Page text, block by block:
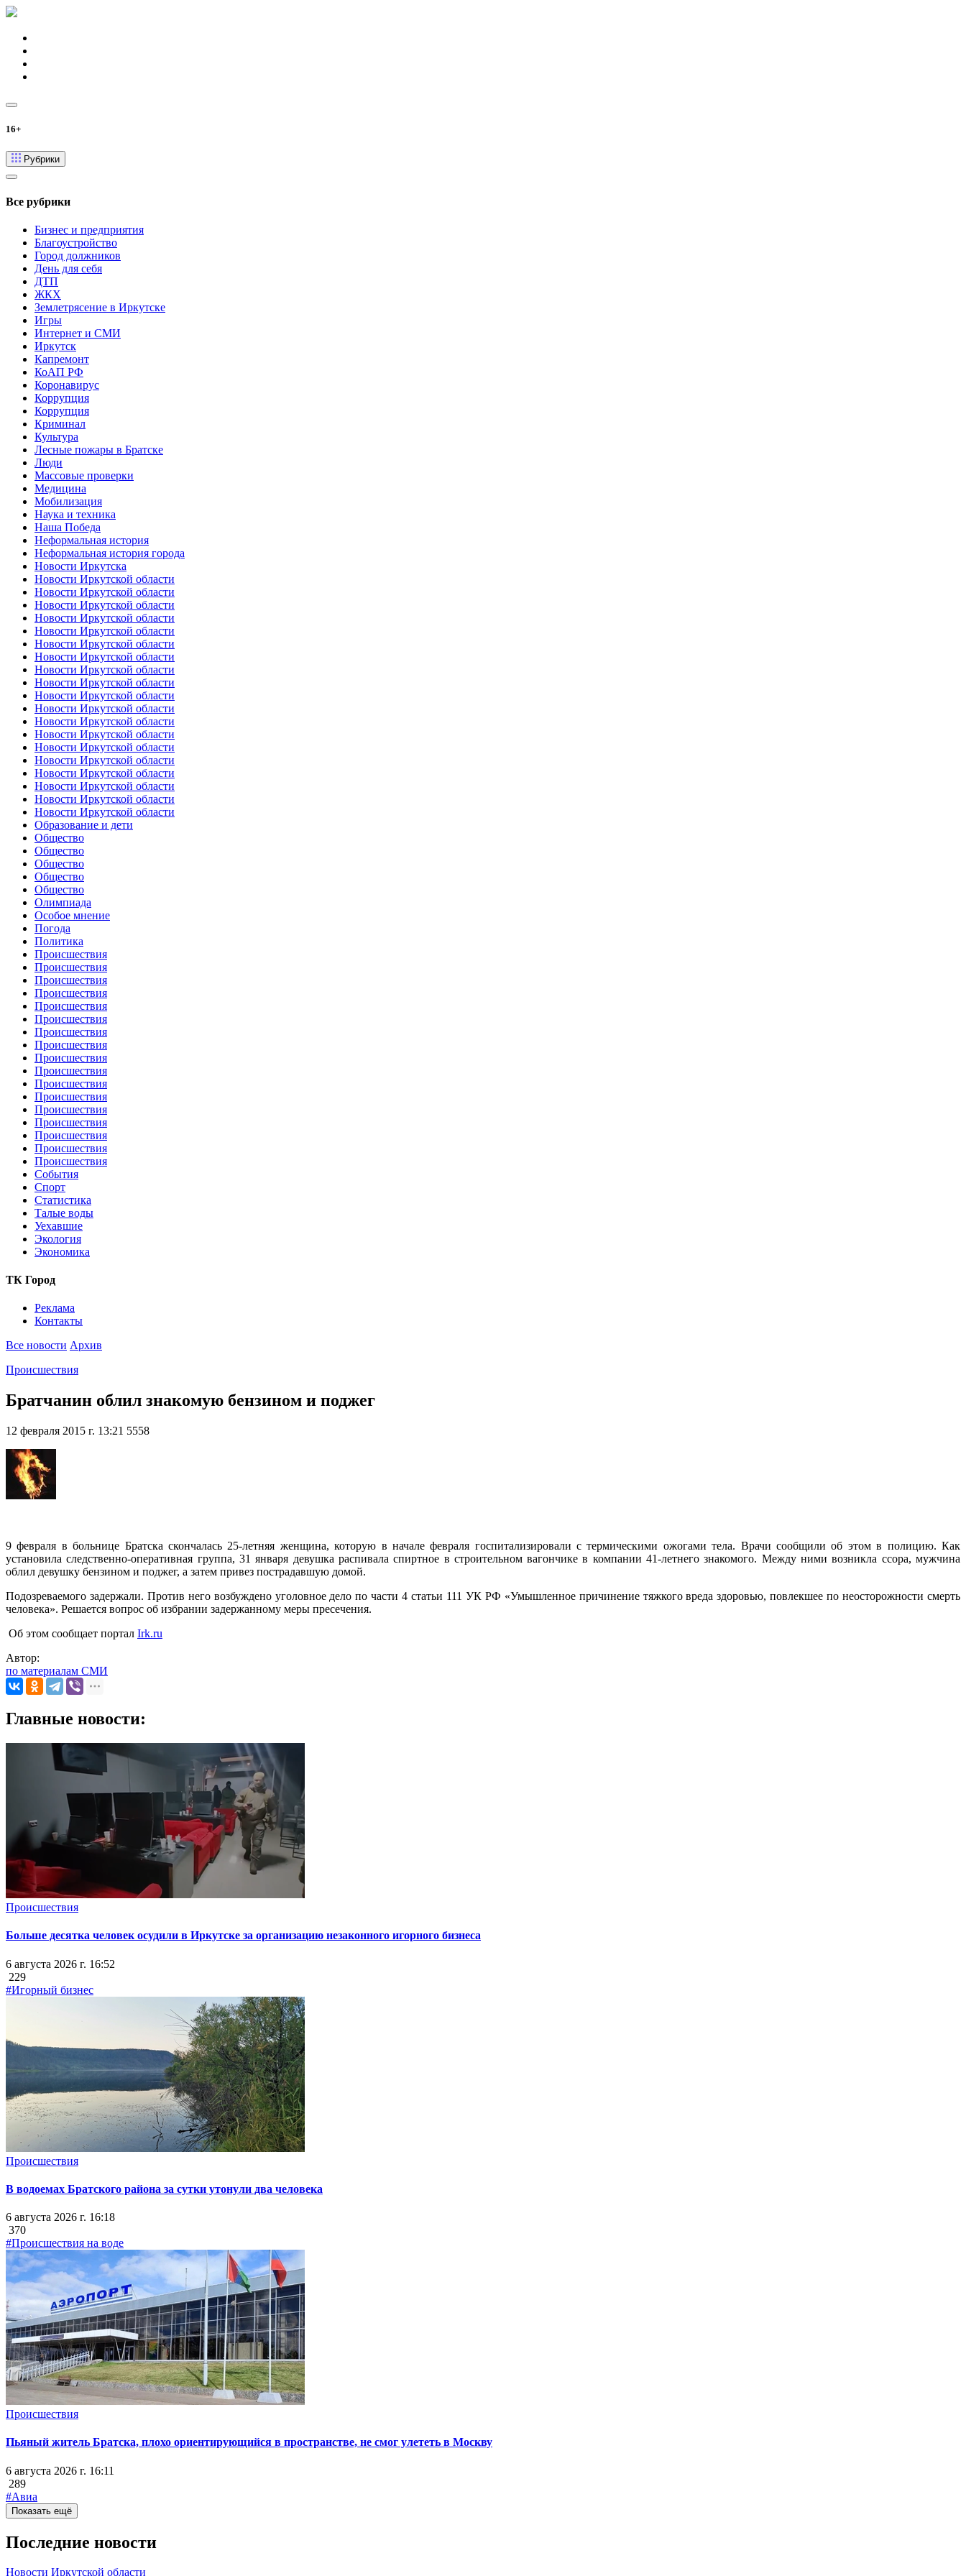
16+
Рубрики
Все рубрики
Бизнес и предприятия
Благоустройство
Город должников
День для себя
ДТП
ЖКХ
Землетрясение в Иркутске
Игры
Интернет и СМИ
Иркутск
Капремонт
КоАП РФ
Коронавирус
Коррупция
Коррупция
Криминал
Культура
Лесные пожары в Братске
Люди
Массовые проверки
Медицина
Мобилизация
Наука и техника
Наша Победа
Неформальная история
Неформальная история города
Новости Иркутска
Новости Иркутской области
Новости Иркутской области
Новости Иркутской области
Новости Иркутской области
Новости Иркутской области
Новости Иркутской области
Новости Иркутской области
Новости Иркутской области
Новости Иркутской области
Новости Иркутской области
Новости Иркутской области
Новости Иркутской области
Новости Иркутской области
Новости Иркутской области
Новости Иркутской области
Новости Иркутской области
Новости Иркутской области
Новости Иркутской области
Новости Иркутской области
Образование и дети
Общество
Общество
Общество
Общество
Общество
Олимпиада
Особое мнение
Погода
Политика
Происшествия
Происшествия
Происшествия
Происшествия
Происшествия
Происшествия
Происшествия
Происшествия
Происшествия
Происшествия
Происшествия
Происшествия
Происшествия
Происшествия
Происшествия
Происшествия
Происшествия
События
Спорт
Статистика
Талые воды
Уехавшие
Экология
Экономика
ТК Город
Реклама
Контакты
Все новости Архив
Происшествия
Братчанин облил знакомую бензином и поджег
12 февраля 2015 г. 13:21 5558
9 февраля в больнице Братска скончалась 25-летняя женщина, которую в начале февраля госпитализировали с термическими ожогами тела. Врачи сообщили об этом в полицию. Как
установила следственно-оперативная группа, 31 января девушка распивала спиртное в строительном вагончике в компании 41-летнего знакомого. Между ними возникла ссора, мужчина
облил девушку бензином и поджег, а затем привез пострадавшую домой.
Подозреваемого задержали. Против него возбуждено уголовное дело по части 4 статьи 111 УК РФ «Умышленное причинение тяжкого вреда здоровью, повлекшее по неосторожности смерть
человека». Решается вопрос об избрании задержанному меры пресечения.
Об этом сообщает портал Irk.ru
Автор:
по материалам СМИ
Главные новости:
Происшествия
Больше десятка человек осудили в Иркутске за организацию незаконного игорного бизнеса
6 августа 2026 г. 16:52
229
#Игорный бизнес
Происшествия
В водоемах Братского района за сутки утонули два человека
6 августа 2026 г. 16:18
370
#Происшествия на воде
Происшествия
Пьяный житель Братска, плохо ориентирующийся в пространстве, не смог улететь в Москву
6 августа 2026 г. 16:11
289
#Авиа
Показать ещё
Последние новости
Новости Иркутской области